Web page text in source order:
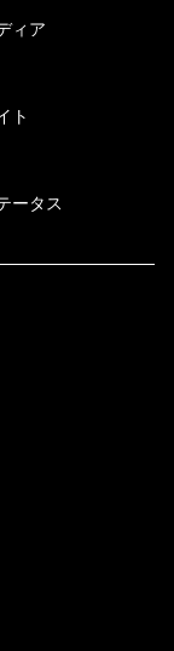
ィア
ト
ータス